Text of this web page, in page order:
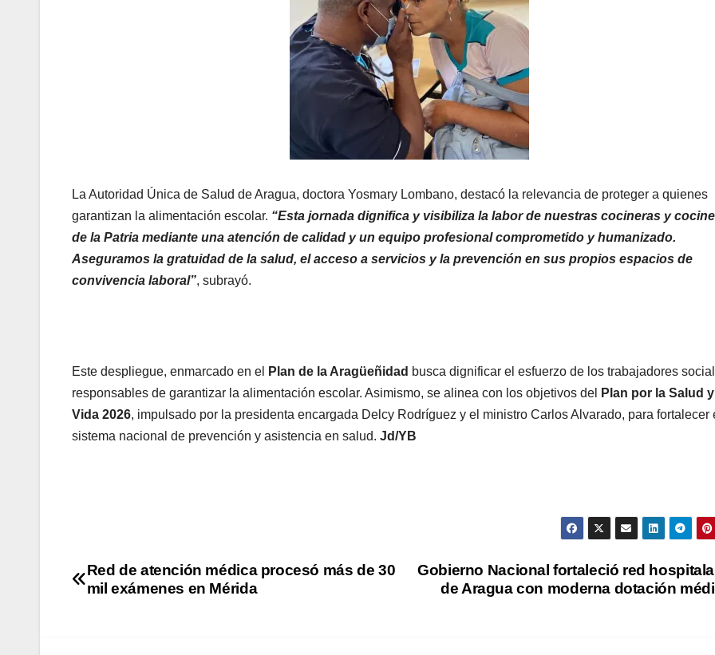
La Autoridad Única de Salud de Aragua, doctora Yosmary Lombano, destacó la relevancia de proteger a quienes
garantizan la alimentación escolar. “Esta jornada dignifica y visibiliza la labor de nuestras cocineras y
de la Patria mediante una atención de calidad y un equipo profesional comprometido y humanizado.
Aseguramos la gratuidad de la salud, el acceso a servicios y la prevención en sus propios espacios de
convivencia laboral”, subrayó.
Este despliegue, enmarcado en el Plan de la Aragüeñidad busca dignificar el esfuerzo de los trabajadores
responsables de garantizar la alimentación escolar. Asimismo, se alinea con los objetivos del
Plan por la Salud
Vida 2026, impulsado por la presidenta encargada Delcy Rodríguez y el ministro Carlos Alvarado, para fortalecer
sistema nacional de prevención y asistencia en salud. Jd/YB
Gobierno Nacional fortaleció red
de Aragua con moderna dotación
Red de atención médica procesó más de 30
mil exámenes en Mérida